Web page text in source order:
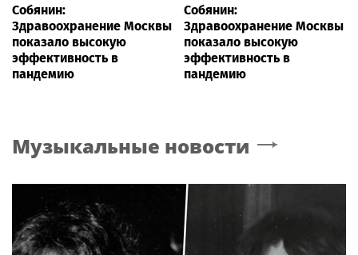
Собянин:
Здравоохранение Москвы
показало высокую
эффективность в
пандемию
Собянин:
Здравоохранение Москвы
показало высокую
эффективность в
пандемию
Музыкальные новости